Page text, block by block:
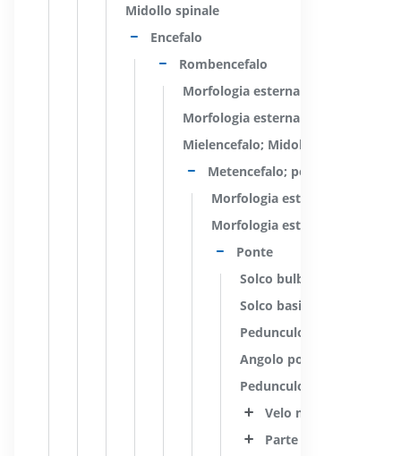
Midollo spinale
Encefalo
Rombencefalo
Morfologia esterna
Morfologia esterna
Mielencefalo; Midollo allungato;
Metencefalo; ponte et
Morfologia esterna
Morfologia esterna
Ponte
Solco bulbo-pontino
Solco basilare
Pedunculo cerebelloso
Angolo pontocerebellare
Pedunculo cerebelloso
Velo midollare
Parte basilare del